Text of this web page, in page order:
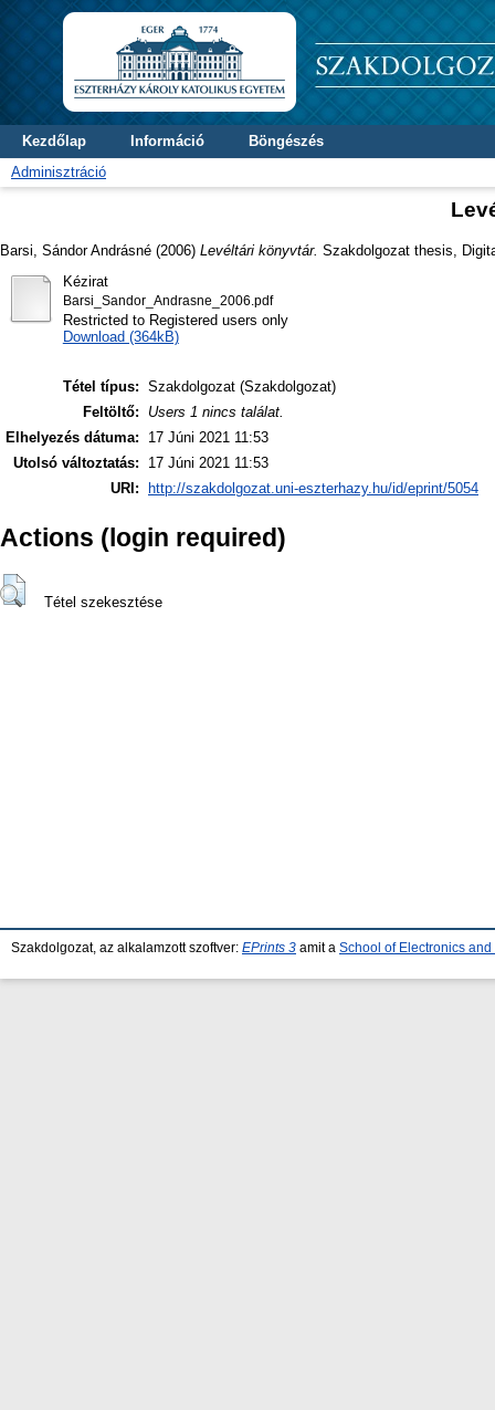
Kezdőlap Információ
Böngészés
Adminisztráció
Barsi, Sándor Andrásné (2006) Levéltári könyvtár. Szakdolgozat thesis,
Kézirat
Barsi_Sandor_Andrasne_2006.pdf
Restricted to Registered users only
Download (364kB)
Tétel típus: Szakdolgozat (Szakdolgozat)
Feltöltő:
Users 1 nincs találat.
Elhelyezés dátuma:
17 Júni 2021 11:53
Utolsó változtatás:
17 Júni 2021 11:53
URI:
http://szakdolgozat.uni-eszterhazy.hu/id/eprint/5054
Actions (login required)
Tétel szekesztése
Szakdolgozat, az alkalamzott szoftver: EPrints 3 amit a School of Electronics